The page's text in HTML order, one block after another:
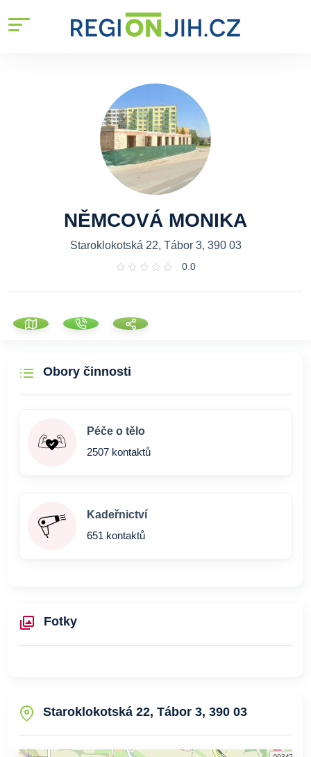
NĚMCOVÁ MONIKA
Staroklokotská 22, Tábor 3, 390 03
0.0
Obory činnosti
Péče o tělo
2507 kontaktů
Kadeřnictví
651 kontaktů
Fotky
Staroklokotská 22, Tábor 3, 390 03